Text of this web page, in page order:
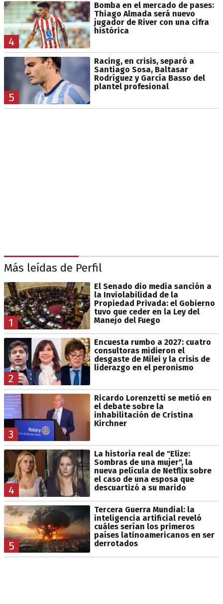
4
Bomba en el mercado de pases:
Thiago Almada será nuevo
jugador de River con una cifra
histórica
5
Racing, en crisis, separó a
Santiago Sosa, Baltasar
Rodríguez y García Basso del
plantel profesional
Más leídas de Perfil
1
El Senado dio media sanción a
la Inviolabilidad de la
Propiedad Privada: el Gobierno
tuvo que ceder en la Ley del
Manejo del Fuego
2
Encuesta rumbo a 2027: cuatro
consultoras midieron el
desgaste de Milei y la crisis de
liderazgo en el peronismo
3
Ricardo Lorenzetti se metió en
el debate sobre la
inhabilitación de Cristina
Kirchner
4
La historia real de "Elize:
Sombras de una mujer", la
nueva película de Netflix sobre
el caso de una esposa que
descuartizó a su marido
5
Tercera Guerra Mundial: la
inteligencia artificial reveló
cuáles serían los primeros
países latinoamericanos en ser
derrotados